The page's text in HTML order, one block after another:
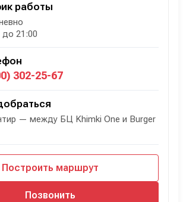
работы
до 21:00
302-25-67
— между БЦ Khimki One и Burger
Построить маршрут
Позвонить